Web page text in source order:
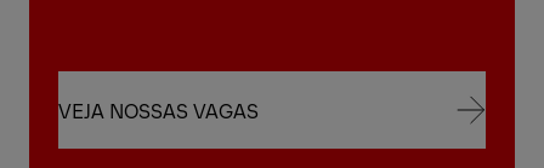
VEJA NOSSAS VAGAS